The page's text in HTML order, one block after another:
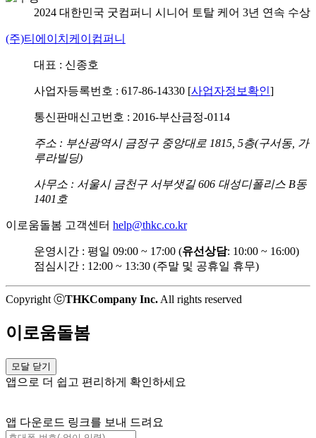
2024 대한민국 굿컴퍼니 시니어 토탈 케어 3년 연속 수상
(주)티에이치케이컴퍼니
대표 : 신종호
사업자등록번호 : 617-86-14330 [사업자정보확인]
통신판매신고번호 : 2016-부산금정-0114
주소 : 부산광역시 금정구 중앙대로 1815, 5층(구서동, 가
루라빌딩)
사무소 : 서울시 금천구 서부샛길 606 대성디폴리스 B동
1401호
이로움돌봄 고객센터 help@thkc.co.kr
운영시간 : 평일 09:00 ~ 17:00 (유선상담: 10:00 ~ 16:00)
점심시간 : 12:00 ~ 13:30 (주말 및 공휴일 휴무)
Copyright ⓒTHKCompany Inc. All rights reserved
이로움돌봄
모달 닫기
앱으로 더 쉽고 편리하게 확인하세요
앱 다운로드 링크를 보내 드려요